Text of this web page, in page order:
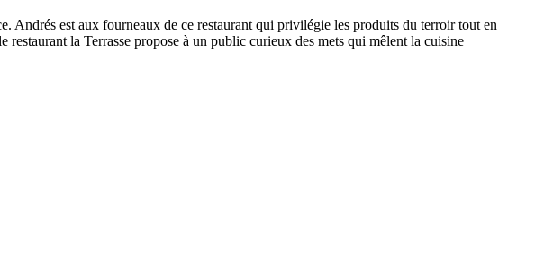
Andrés est aux fourneaux de ce restaurant qui privilégie les produits du terroir tout en
la Terrasse propose à un public curieux des mets qui mêlent la cuisine